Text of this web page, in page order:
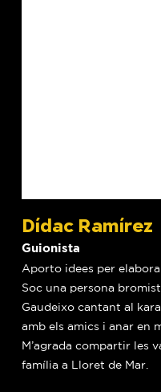
Dídac Ramírez
Guionista
Aporto idees per
Soc una persona
Gaudeixo cantant al
amb els amics i anar en
M’agrada compartir les
família a Lloret de Mar.